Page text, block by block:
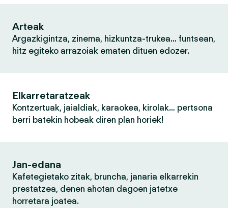
Arteak
Argazkigintza, zinema, hizkuntza-trukea… funtsean,
hitz egiteko arrazoiak ematen dituen edozer.
Elkarretaratzeak
Kontzertuak, jaialdiak, karaokea, kirolak… pertsona
berri batekin hobeak diren plan horiek!
Jan-edana
Kafetegietako zitak, bruncha, janaria elkarrekin
prestatzea, denen ahotan dagoen jatetxe
horretara joatea.